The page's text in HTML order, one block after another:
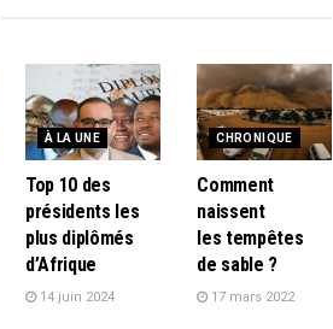
À LA UNE
Top 10 des
présidents les
plus diplômés
d’Afrique
14 juin 2024
CHRONIQUE
Comment
naissent
les tempêtes
de sable ?
17 mars 2022